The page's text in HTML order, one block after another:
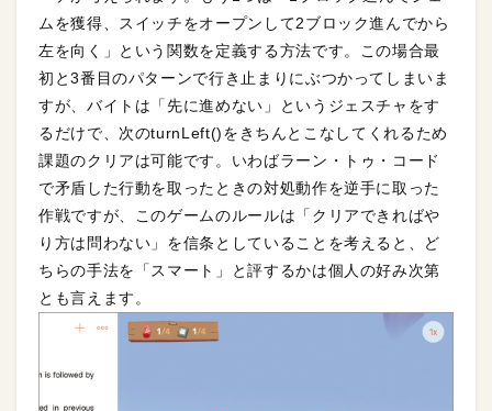
ムを獲得、スイッチをオープンして2ブロック進んでから
左を向く」という関数を定義する方法です。この場合最
初と3番目のパターンで行き止まりにぶつかってしまいま
すが、バイトは「先に進めない」というジェスチャをす
るだけで、次のturnLeft()をきちんとこなしてくれるため
課題のクリアは可能です。いわばラーン・トゥ・コード
で矛盾した行動を取ったときの対処動作を逆手に取った
作戦ですが、このゲームのルールは「クリアできればや
り方は問わない」を信条としていることを考えると、ど
ちらの手法を「スマート」と評するかは個人の好み次第
とも言えます。